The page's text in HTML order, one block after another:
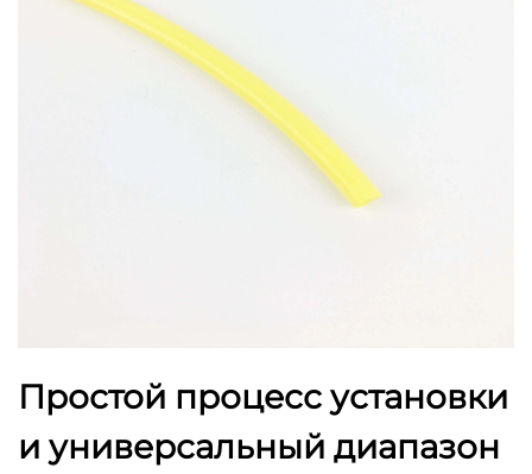
Простой процесс установки
и универсальный диапазон